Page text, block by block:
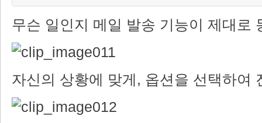
무슨 일인지 메일 발송 기능이 제대로
자신의 상황에 맞게, 옵션을 선택하여